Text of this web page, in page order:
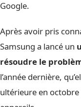
Google.
Après avoir pris
Samsung a lancé un
résoudre le
l’année dernière,
ultérieure en